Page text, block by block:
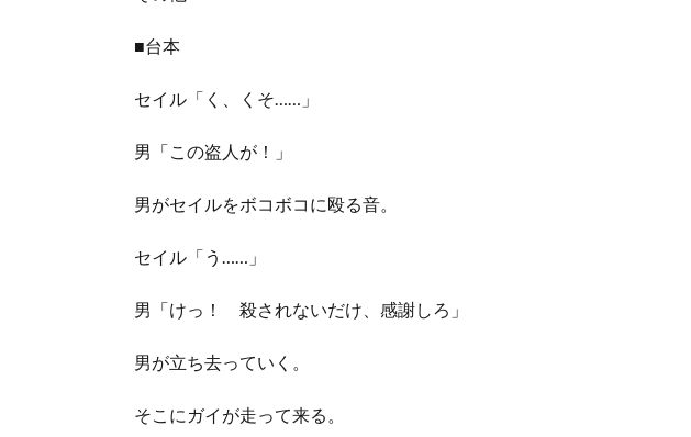
■台本
セイル「く、くそ……」
男「この盗人が！」
男がセイルをボコボコに殴る音。
セイル「う……」
男「けっ！ 殺されないだけ、感謝しろ」
男が立ち去っていく。
そこにガイが走って来る。